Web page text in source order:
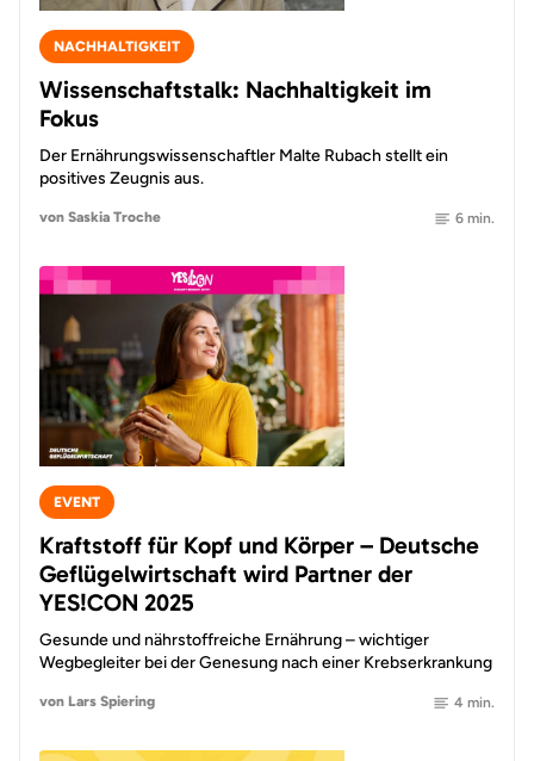
NACHHALTIGKEIT
Wissenschaftstalk: Nachhaltigkeit im
Fokus
Der Ernährungswissenschaftler Malte Rubach stellt ein
positives Zeugnis aus.
von Saskia Troche 6 min.
EVENT
Kraftstoff für Kopf und Körper – Deutsche
Geflügelwirtschaft wird Partner der
YES!CON 2025
Gesunde und nährstoffreiche Ernährung – wichtiger
Wegbegleiter bei der Genesung nach einer Krebserkrankung
von Lars Spiering 4 min.